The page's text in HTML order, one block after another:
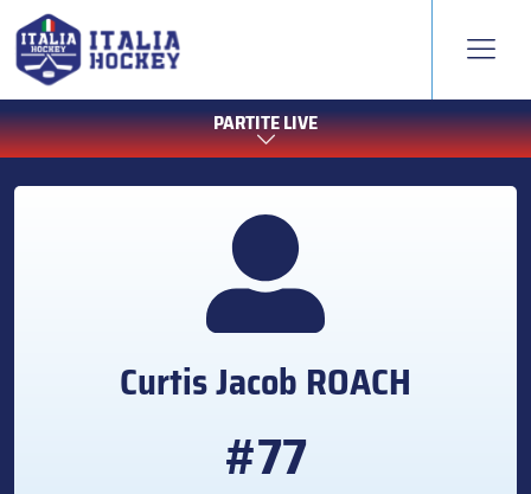
PARTITE LIVE
Curtis Jacob ROACH
#77